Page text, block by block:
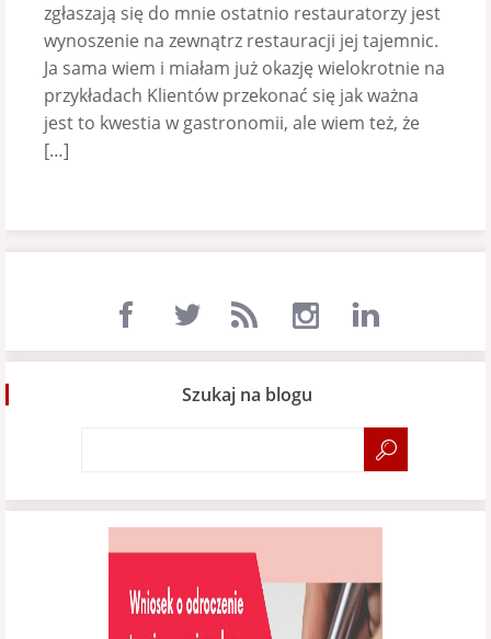
zgłaszają się do mnie ostatnio restauratorzy jest
wynoszenie na zewnątrz restauracji jej tajemnic.
Ja sama wiem i miałam już okazję wielokrotnie na
przykładach Klientów przekonać się jak ważna
jest to kwestia w gastronomii, ale wiem też, że
[…]
Szukaj na blogu